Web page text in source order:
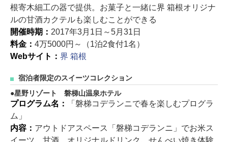
根寄木細工の器で提供。お菓子と一緒に界 箱根オリジナ
ルの甘酒カクテルも楽しむことができる
開催時期： 2017年3月1日～5月31日
料金： 4万5000円～（1泊2食付1名）
Webサイト： 界 箱根
宿泊者限定のスイーツコレクション
星野リゾート 磐梯山温泉ホテル
プログラム名：
「磐梯コデランニで春を楽しむプログラ
ム」
内容： アウトドアスペース「磐梯コデランニ」でお米ス
イーツ、甘酒、オリジナルドリンク、せんべい焼き体験